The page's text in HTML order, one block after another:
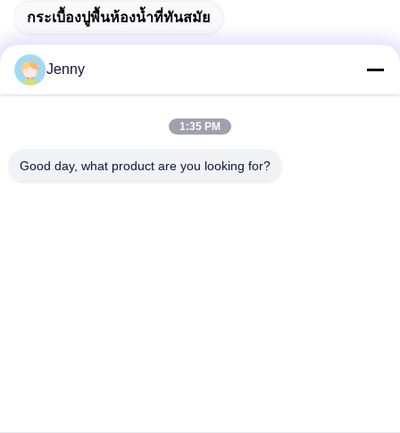
กระเบื้องปูพื้นห้องน้ำที่ทันสมัย
ที่อยู่
Jenny
1:35 PM
Good day, what product are you looking for?